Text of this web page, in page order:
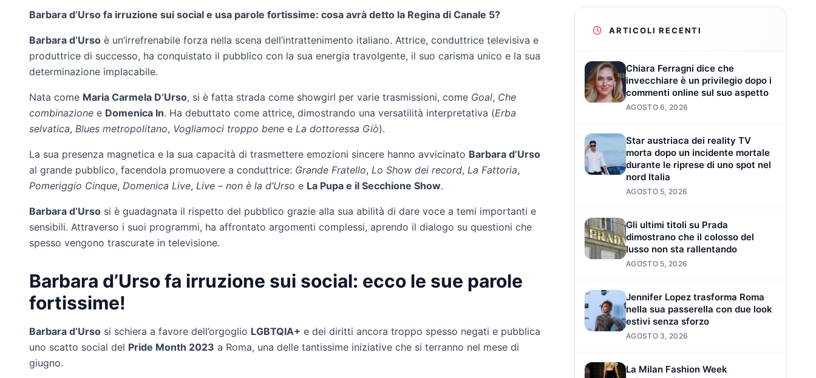
Barbara d’Urso fa irruzione sui social e usa parole fortissime: cosa avrà detto la Regina di Canale 5?
Barbara d’Urso è un’irrefrenabile forza nella scena dell’intrattenimento italiano. Attrice, conduttrice televisiva e
produttrice di successo, ha conquistato il pubblico con la sua energia travolgente, il suo carisma unico e la sua
determinazione implacabile.
Nata come Maria Carmela D’Urso, si è fatta strada come showgirl per varie trasmissioni, come Goal, Che
combinazione e Domenica In. Ha debuttato come attrice, dimostrando una versatilità interpretativa (Erba
selvatica, Blues metropolitano, Vogliamoci troppo bene e La dottoressa Giò).
La sua presenza magnetica e la sua capacità di trasmettere emozioni sincere hanno avvicinato Barbara d’Urso
al grande pubblico, facendola promuovere a conduttrice: Grande Fratello, Lo Show dei record, La Fattoria,
Pomeriggio Cinque, Domenica Live, Live – non è la d’Urso e La Pupa e il Secchione Show.
Barbara d’Urso si è guadagnata il rispetto del pubblico grazie alla sua abilità di dare voce a temi importanti e
sensibili. Attraverso i suoi programmi, ha affrontato argomenti complessi, aprendo il dialogo su questioni che
spesso vengono trascurate in televisione.
Barbara d’Urso fa irruzione sui social: ecco le sue parole
fortissime!
Barbara d’Urso si schiera a favore dell’orgoglio LGBTQIA+ e dei diritti ancora troppo spesso negati e pubblica
uno scatto social del Pride Month 2023 a Roma, una delle tantissime iniziative che si terranno nel mese di
giugno.
ARTICOLI RECENTI
Chiara Ferragni dice che
invecchiare è un privilegio dopo i
commenti online sul suo aspetto
AGOSTO 6, 2026
Star austriaca dei reality TV
morta dopo un incidente mortale
durante le riprese di uno spot nel
nord Italia
AGOSTO 5, 2026
Gli ultimi titoli su Prada
dimostrano che il colosso del
lusso non sta rallentando
AGOSTO 5, 2026
Jennifer Lopez trasforma Roma
nella sua passerella con due look
estivi senza sforzo
AGOSTO 3, 2026
La Milan Fashion Week